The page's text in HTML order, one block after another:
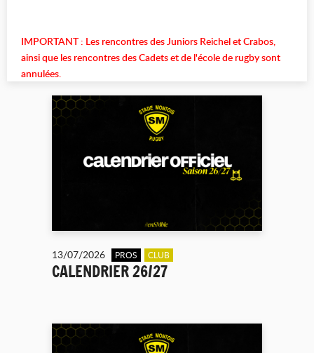
IMPORTANT : Les rencontres des Juniors Reichel et Crabos,
ainsi que les rencontres des Cadets et de l'école de rugby sont
annulées.
13/07/2026 PROS CLUB
CALENDRIER 26/27